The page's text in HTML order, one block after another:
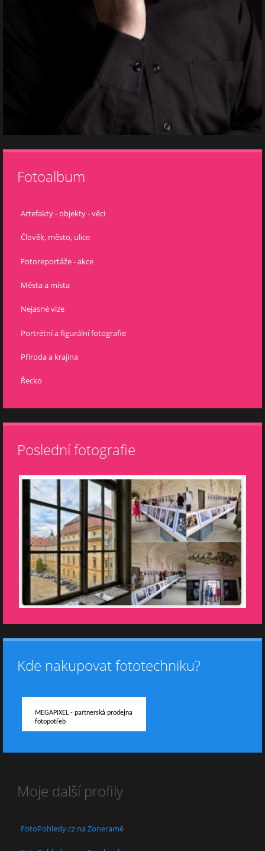
Fotoalbum
Artefakty - objekty - věci
Člověk, město, ulice
Fotoreportáže - akce
Města a místa
Nejasné vize
Portrétní a figurální fotografie
Příroda a krajina
Řecko
Poslední fotografie
Kde nakupovat fototechniku?
MEGAPIXEL - partnerská prodejna
fotopotřeb
Moje další profily
FotoPohledy.cz na Zoneramě